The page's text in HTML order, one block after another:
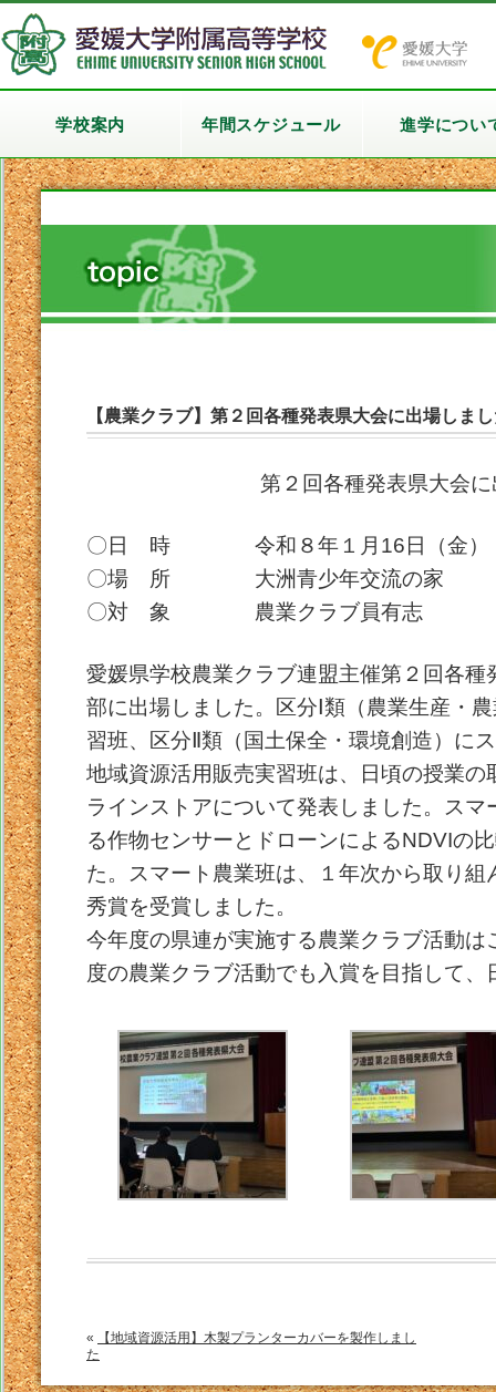
学校案内 年間スケジュール 進学につい
【農業クラブ】第２回各種発表県大会に出場しま
第２回各種発表県大会
〇日 時 令和８年１月16日（金）
〇場 所 大洲青少年交流の家
〇対 象 農業クラブ員有志
愛媛県学校農業クラブ連盟主催第２回各
部に出場しました。区分Ⅰ類（農業生産・
習班、区分Ⅱ類（国土保全・環境創造）に
地域資源活用販売実習班は、日頃の授業
ラインストアについて発表しました。ス
る作物センサーとドローンによるNDVIの
た。スマート農業班は、１年次から取り
秀賞を受賞しました。
今年度の県連が実施する農業クラブ活動
度の農業クラブ活動でも入賞を目指して
«
【地域資源活用】木製プランターカバーを製作しまし
た